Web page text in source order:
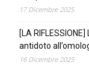
17 Dicembre 2025
[LA
antidoto
16 Dicembre 2025